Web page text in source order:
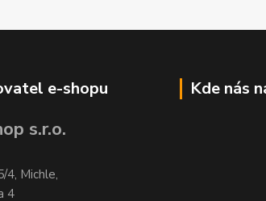
e-shopu
s.r.o.
4, Michle,
4
Kde nás